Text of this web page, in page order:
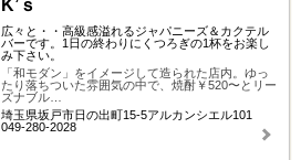
K’ｓ
広々と・・高級感溢れるジャパニーズ＆カクテル
バーです。1日の終わりにくつろぎの1杯をお楽し
み下さい。
「和モダン」をイメージして造られた店内。ゆっ
たり落ちついた雰囲気の中で、焼酎￥520〜とリー
ズナブル…
埼玉県坂戸市日の出町15-5アルカンシエル101
049-280-2028